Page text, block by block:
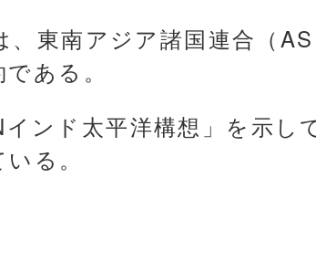
東南アジア諸国連合（
ある。
ンド太平洋構想」を示し
る。